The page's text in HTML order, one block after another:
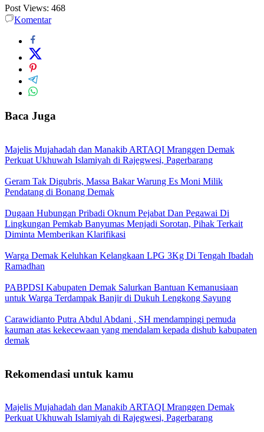
Post Views: 468
Komentar
Baca Juga
Majelis Mujahadah dan Manakib ARTAQI Mranggen Demak
Perkuat Ukhuwah Islamiyah di Rajegwesi, Pagerbarang
Geram Tak Digubris, Massa Bakar Warung Es Moni Milik
Pendatang di Bonang Demak
Dugaan Hubungan Pribadi Oknum Pejabat Dan Pegawai Di
Lingkungan Pemkab Banyumas Menjadi Sorotan, Pihak Terkait
Diminta Memberikan Klarifikasi
Warga Demak Keluhkan Kelangkaan LPG 3Kg Di Tengah Ibadah
Ramadhan
PABPDSI Kabupaten Demak Salurkan Bantuan Kemanusiaan
untuk Warga Terdampak Banjir di Dukuh Lengkong Sayung
Carawidianto Putra Abdul Abdani , SH mendampingi pemuda
kauman atas kekecewaan yang mendalam kepada dishub kabupaten
demak
Rekomendasi untuk kamu
Majelis Mujahadah dan Manakib ARTAQI Mranggen Demak
Perkuat Ukhuwah Islamiyah di Rajegwesi, Pagerbarang